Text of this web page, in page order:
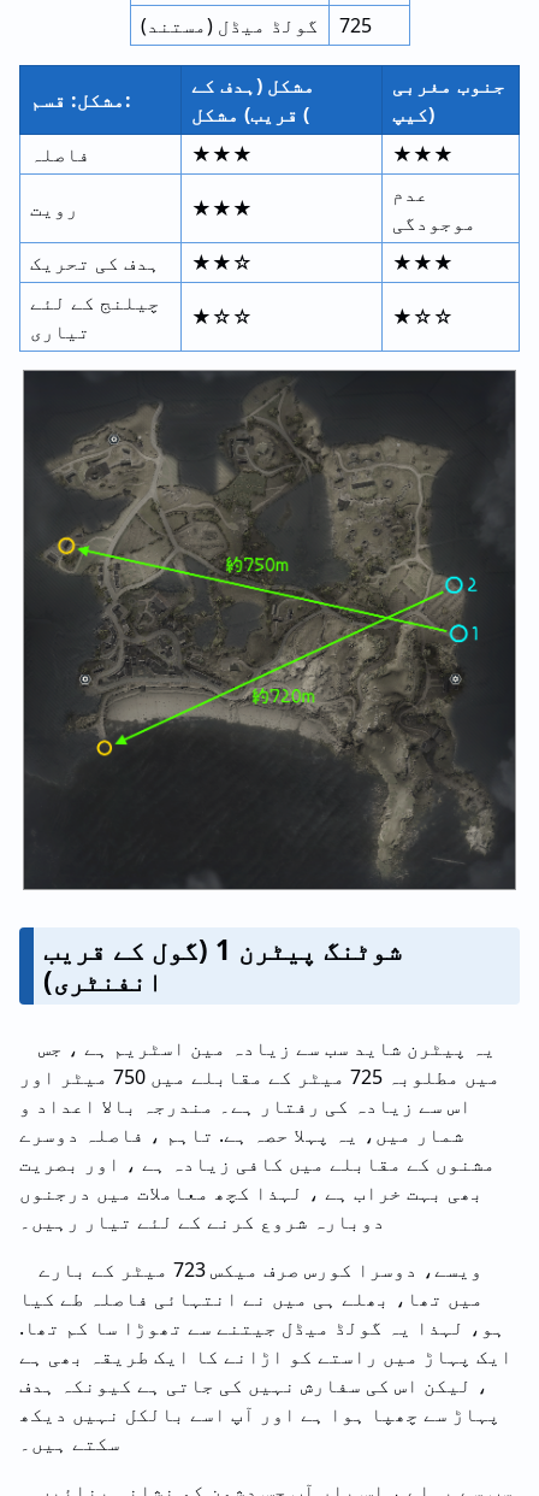
گولڈ میڈل (مستند)
725
مشکل: قسم:
مشکل (ہدف کے
قریب) مشکل (
جنوب مغربی
کیپ)
فاصلہ
★★★ ★★★
رویت ★★★
عدم
موجودگی
ہدف کی تحریک
★★☆
★★★
چیلنج کے لئے
تیاری
★☆☆ ★☆☆
شوٹنگ پیٹرن 1 (گول کے قریب
انفنٹری)
یہ پیٹرن شاید سب سے زیادہ مین اسٹریم ہے ، جس
میں مطلوبہ 725 میٹر کے مقابلے میں 750 میٹر اور
اس سے زیادہ کی رفتار ہے۔ مندرجہ بالا اعداد و
شمار میں، یہ پہلا حصہ ہے. تاہم ، فاصلہ دوسرے
مشنوں کے مقابلے میں کافی زیادہ ہے ، اور بصریت
بھی بہت خراب ہے ، لہذا کچھ معاملات میں درجنوں
دوبارہ شروع کرنے کے لئے تیار رہیں۔
ویسے، دوسرا کورس صرف میکس 723 میٹر کے بارے
میں تھا، بھلے ہی میں نے انتہائی فاصلہ طے کیا
ہو، لہذا یہ گولڈ میڈل جیتنے سے تھوڑا سا کم تھا.
ایک پہاڑ میں راستے کو اڑانے کا ایک طریقہ بھی ہے
، لیکن اس کی سفارش نہیں کی جاتی ہے کیونکہ ہدف
پہاڑ سے چھپا ہوا ہے اور آپ اسے بالکل نہیں دیکھ
سکتے ہیں۔